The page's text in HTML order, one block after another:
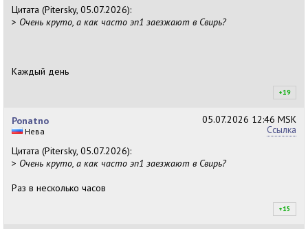
Цитата (Pitersky, 05.07.2026):
> Очень круто, а как часто эп1 заезжают в Свирь?
Каждый день
+19
05.07.2026 12:46 MSK
Ссылка
Ponatno
Нева
Цитата (Pitersky, 05.07.2026):
> Очень круто, а как часто эп1 заезжают в Свирь?
Раз в несколько часов
+15